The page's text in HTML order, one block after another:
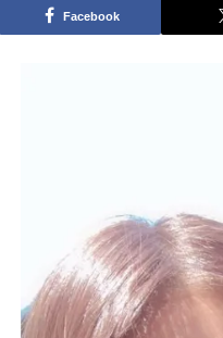
Facebook